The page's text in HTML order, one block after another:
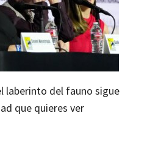
laberinto del fauno sigue
que quieres ver